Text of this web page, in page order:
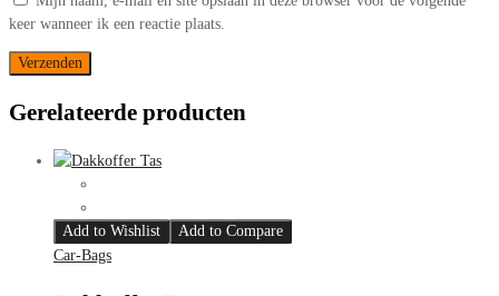
keer wanneer ik een reactie plaats.
Gerelateerde producten
Add to Wishlist
Add to Compare
Car-Bags